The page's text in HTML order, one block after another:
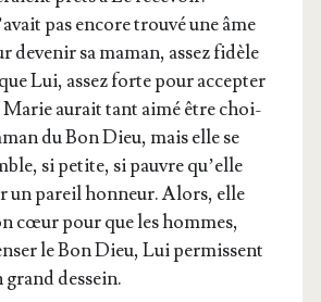
pas encore trou­vé une âme
deve­nir sa maman, assez fidèle
Lui, assez forte pour accep­ter
Marie aurait tant aimé être choi­
du Bon Dieu, mais elle se
si petite, si pauvre qu’elle
un pareil hon­neur. Alors, elle
cœur pour que les hommes,
le Bon Dieu, Lui per­missent
grand dessein.